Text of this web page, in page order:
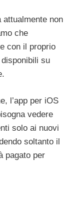
non
che
con il proprio
su
l’app per iOS
vedere
solo ai nuovi
soltanto il
pagato per